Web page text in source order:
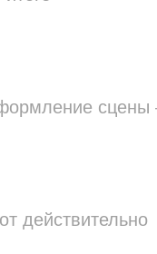
действительно